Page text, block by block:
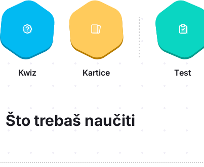
Kwiz Kartice Test
Što trebaš naučiti